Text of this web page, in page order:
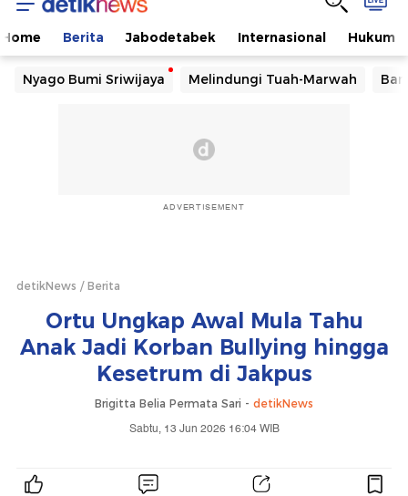
Home Berita Jabodetabek Internasional Hukum
Nyago Bumi Sriwijaya Melindungi Tuah-Marwah
ADVERTISEMENT
detikNews Berita
Ortu Ungkap Awal Mula Tahu
Anak Jadi Korban Bullying hingga
Kesetrum di Jakpus
Brigitta Belia Permata Sari - detikNews
Sabtu, 13 Jun 2026 16:04 WIB